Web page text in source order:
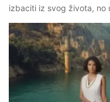
izbaciti iz svog života, no